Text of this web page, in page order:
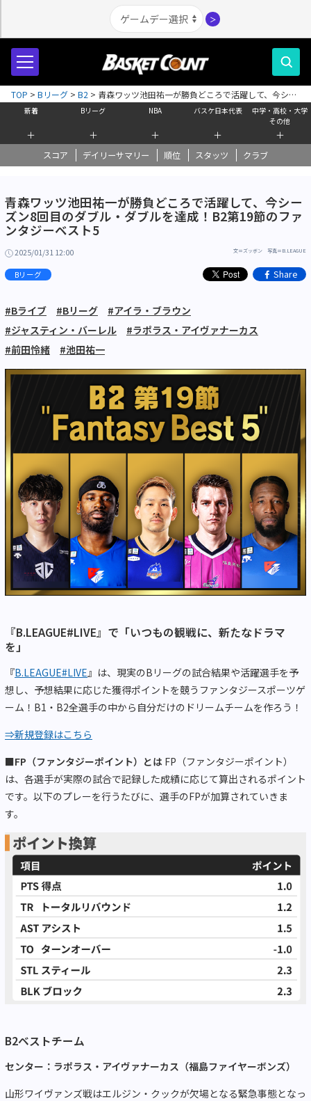
＞
新着
＋
Bリーグ
＋
NBA
＋
バスケ日本代表
＋
中学・高校・大学
その他
＋
スコア デイリーサマリー 順位 スタッツ クラブ
TOP > Bリーグ > B2 > 青森ワッツ池田祐一が勝負どころで活躍して、今シー
ズン8回目のダブル・ダブルを達成！B2第19節のファンタジーベスト5
青森ワッツ池田祐一が勝負どころで活躍して、今シー
ズン8回目のダブル・ダブルを達成！B2第19節のファ
ンタジーベスト5
2025/01/31 12:00 文＝ズッボン 写真＝B.LEAGUE
Bリーグ Share
#Bライブ #Bリーグ
#アイラ・ブラウン
#ジャスティン・バーレル
#ラポラス・アイヴァナーカス
#前田怜緒
#池田祐一
『B.LEAGUE#LIVE』で「いつもの観戦に、新たなドラマ
を」
『B.LEAGUE#LIVE 』は、現実のBリーグの試合結果や活躍選手を予
想し、予想結果に応じた獲得ポイントを競うファンタジースポーツゲ
ーム！B1・B2全選手の中から自分だけのドリームチームを作ろう！
⇒新規登録はこちら
■FP（ファンタジーポイント）とは FP（ファンタジーポイント）
は、各選手が実際の試合で記録した成績に応じて算出されるポイント
です。以下のプレーを行うたびに、選手のFPが加算されていきま
す。
B2ベストチーム
センター：ラポラス・アイヴァナーカス（福島ファイヤーボンズ）
山形ワイヴァンズ戦はエルジン・クックが欠場となる緊急事態となっ